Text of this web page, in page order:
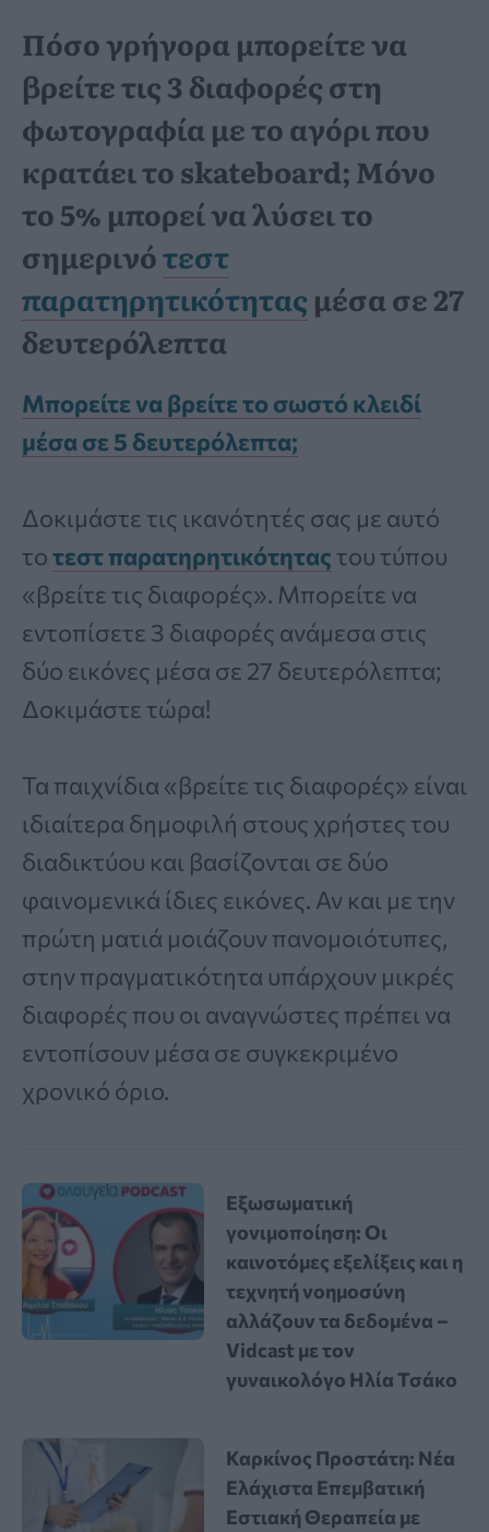
Πόσο γρήγορα μπορείτε να
βρείτε τις 3 διαφορές στη
φωτογραφία με το αγόρι που
κρατάει το skateboard; Μόνο
το 5% μπορεί να λύσει το
σημερινότεστ
παρατηρητικότητας μέσα σε 27
δευτερόλεπτα
Μπορείτε να βρείτε το σωστό κλειδί
μέσα σε 5 δευτερόλεπτα;
Δοκιμάστε τις ικανότητές σας με αυτό
τοτεστ παρατηρητικότητας του τύπου
«βρείτε τις διαφορές». Μπορείτε να
εντοπίσετε 3 διαφορές ανάμεσα στις
δύο εικόνες μέσα σε 27 δευτερόλεπτα;
Δοκιμάστε τώρα!
Τα παιχνίδια «βρείτε τις διαφορές» είναι
ιδιαίτερα δημοφιλή στους χρήστες του
διαδικτύου και βασίζονται σε δύο
φαινομενικά ίδιες εικόνες. Αν και με την
πρώτη ματιά μοιάζουν πανομοιότυπες,
στην πραγματικότητα υπάρχουν μικρές
διαφορές που οι αναγνώστες πρέπει να
εντοπίσουν μέσα σε συγκεκριμένο
χρονικό όριο.
Εξωσωματική
γονιμοποίηση: Οι
καινοτόμες εξελίξεις και η
τεχνητή νοημοσύνη
αλλάζουν τα δεδομένα –
Vidcast με τον
γυναικολόγο Ηλία Τσάκο
Καρκίνος Προστάτη: Νέα
Ελάχιστα Επεμβατική
Εστιακή Θεραπεία με